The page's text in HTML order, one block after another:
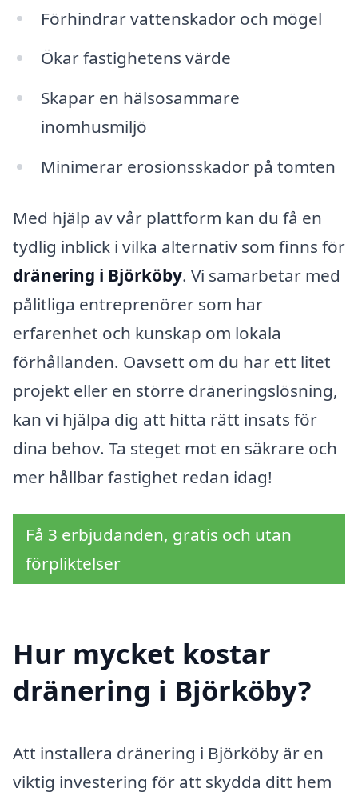
Förhindrar vattenskador och mögel
Ökar fastighetens värde
Skapar en hälsosammare
inomhusmiljö
Minimerar erosionsskador på tomten
Med hjälp av vår plattform kan du få en
tydlig inblick i vilka alternativ som finns för
dränering i Björköby. Vi samarbetar med
pålitliga entreprenörer som har
erfarenhet och kunskap om lokala
förhållanden. Oavsett om du har ett litet
projekt eller en större dräneringslösning,
kan vi hjälpa dig att hitta rätt insats för
dina behov. Ta steget mot en säkrare och
mer hållbar fastighet redan idag!
Få 3 erbjudanden, gratis och utan
förpliktelser
Hur mycket kostar
dränering i Björköby?
Att installera dränering i Björköby är en
viktig investering för att skydda ditt hem